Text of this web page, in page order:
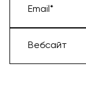
Email*
Вебсайт